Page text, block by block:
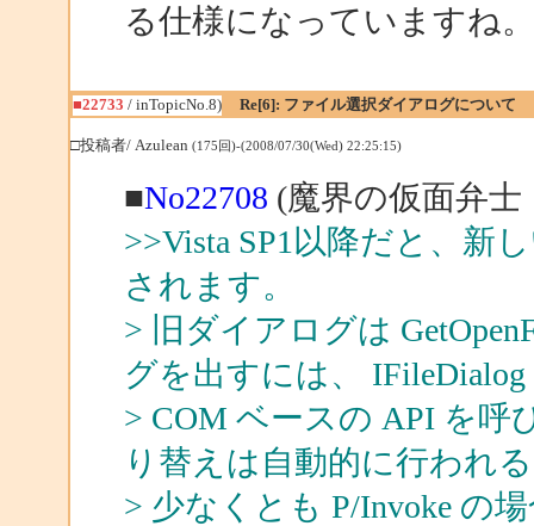
る仕様になっていますね。
■22733 / inTopicNo.8) Re[6]: ファイル選択ダイアログについて
□投稿者/ Azulean (175回)-(2008/07/30(Wed) 22:25:15)
■No22708 (魔界の仮面弁
>>Vista SP1以降だと、新
されます。
> 旧ダイアログは
グを出すには、
> COM ベースの API を
り替えは自動的に行われ
> 少なくとも P/Invoke の